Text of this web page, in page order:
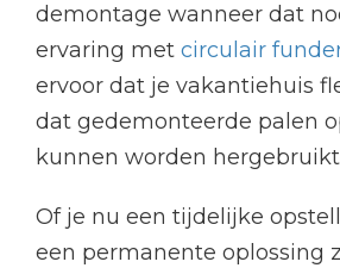
demontage wanneer dat
ervaring met circulair
ervoor dat je vakantiehuis
dat gedemonteerde palen
kunnen worden
Of je nu een tijdelijke
een permanente oplossing